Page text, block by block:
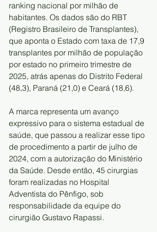
ranking nacional por milhão de
habitantes. Os dados são do RBT
(Registro Brasileiro de Transplantes),
que aponta o Estado com taxa de 17,9
transplantes por milhão de população
por estado no primeiro trimestre de
2025, atrás apenas do Distrito Federal
(48,3), Paraná (21,0) e Ceará (18,6).
A marca representa um avanço
expressivo para o sistema estadual de
saúde, que passou a realizar esse tipo
de procedimento a partir de julho de
2024, com a autorização do Ministério
da Saúde. Desde então, 45 cirurgias
foram realizadas no Hospital
Adventista do Pênfigo, sob
responsabilidade da equipe do
cirurgião Gustavo Rapassi.